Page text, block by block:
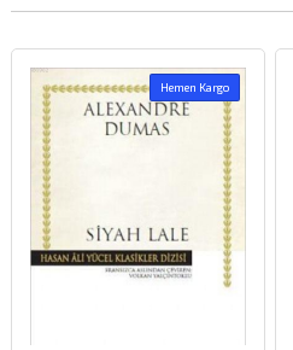
Hemen Kargo